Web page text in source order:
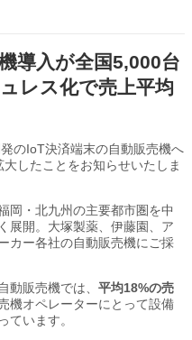
導入が全国5,000台
レス化で売上平均
のIoT決済端末の自動販売機へ
大したことをお知らせいたしま
岡・北九州の主要都市圏を中
展開。大塚製薬、伊藤園、ア
カー各社の自動販売機にご採
動販売機では、 平均18%の売
機オペレーターにとって設備
ています。